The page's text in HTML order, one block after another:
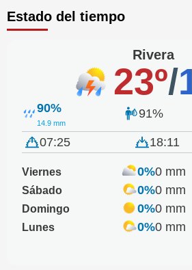
Estado del tiempo
Rivera
23º/
90%
14.9 mm
91%
07:25 18:11
Viernes 0%0 mm
Sábado
0%0 mm
Domingo
0%0 mm
Lunes
0%0 mm